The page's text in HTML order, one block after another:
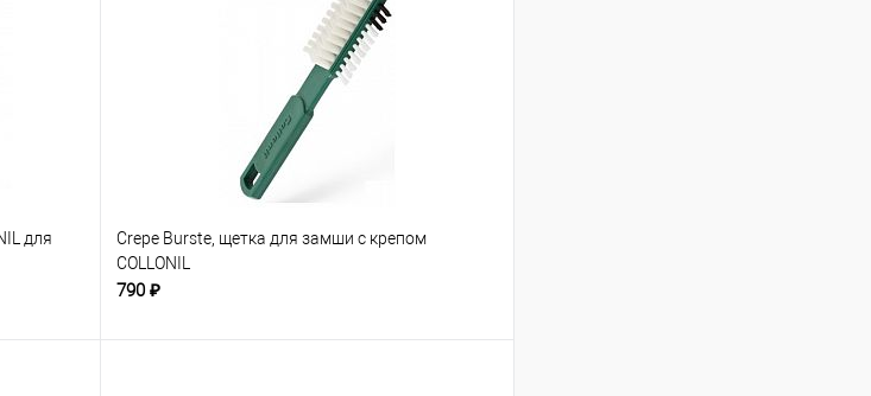
для
Crepe Burste, щетка для замши с крепом
COLLONIL
790 ₽